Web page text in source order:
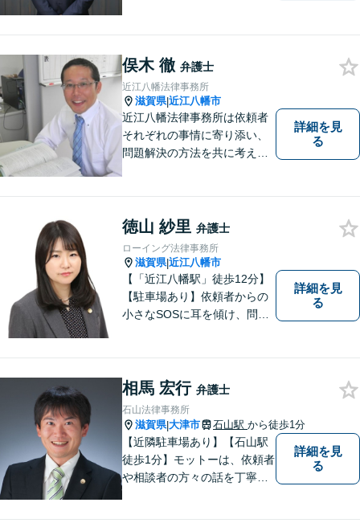
まに、不安を和らげベストな
解決策を提供します「迅速丁
寧」【無料相談有・駐車場完
備】【英語対応可】
俣木 徹 弁護士
近江八幡法律事務所
滋賀県|近江八幡市
近江八幡法律事務所は依頼者
それぞれの事情に寄り添い、
問題解決の方法を共に考える
ください。
詳細を見
る
徳山 紗里 弁護士
ローイング法律事務所
滋賀県|近江八幡市
【「近江八幡駅」徒歩12分】
【駐車場あり】依頼者からの
小さなSOSに耳を傾け、問題
相談ください。
詳細を見
る
相馬 宏行 弁護士
石山法律事務所
滋賀県|大津市 石山駅 から徒歩1分
【近隣駐車場あり】【石山駅
徒歩1分】モットーは、依頼者
や相談者の方々の話を丁寧に
詳細を見
る